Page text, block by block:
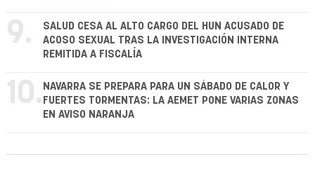
9.
SALUD CESA AL ALTO CARGO DEL HUN ACUSADO DE
ACOSO SEXUAL TRAS LA INVESTIGACIÓN INTERNA
REMITIDA A FISCALÍA
10. NAVARRA SE PREPARA PARA UN SÁBADO DE CALOR Y
FUERTES TORMENTAS: LA AEMET PONE VARIAS ZONAS
EN AVISO NARANJA